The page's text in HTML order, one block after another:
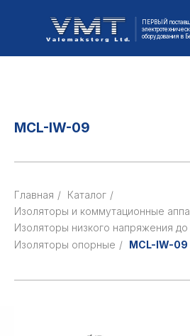
ПЕРВЫЙ
оборудования в
MCL-IW-09
Главная / Каталог /
Изоляторы и коммутационные
Изоляторы низкого напряжения до
Изоляторы опорные / MCL-IW-09